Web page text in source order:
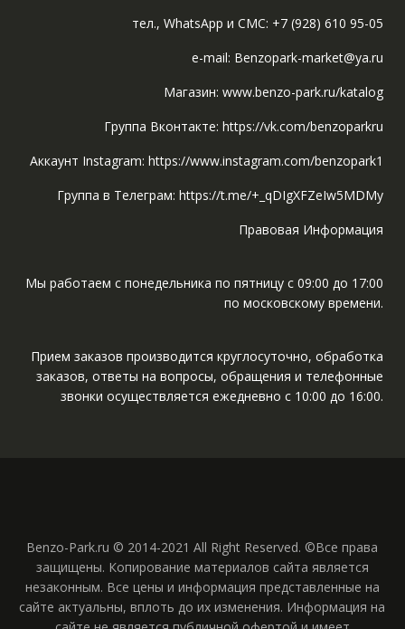
тел., WhatsApp и СМС: +7 (928) 610 95-05
e-mail: Benzopark-market@ya.ru
Магазин: www.benzo-park.ru/katalog
Группа Вконтакте: https://vk.com/benzoparkru
Аккаунт Instagram: https://www.instagram.com/benzopark1
Группа в Телеграм: https://t.me/+_qDIgXFZeIw5MDMy
Правовая Информация
Мы работаем с понедельника по пятницу с 09:00 до 17:00
по московскому времени.
Прием заказов производится круглосуточно, обработка
заказов, ответы на вопросы, обращения и телефонные
звонки осуществляется ежедневно с 10:00 до 16:00.
Benzo-Park.ru © 2014-2021 All Right Reserved. ©Все права
защищены. Копирование материалов сайта является
незаконным. Все цены и информация представленные на
сайте актуальны, вплоть до их изменения. Информация на